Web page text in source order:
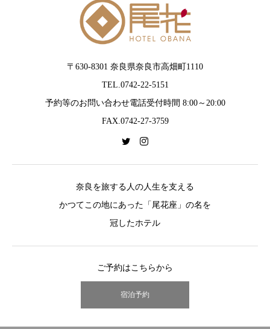
〒630-8301 奈良県奈良市高畑町1110
TEL.0742-22-5151
予約等のお問い合わせ電話受付時間 8:00～20:00
FAX.0742-27-3759
奈良を旅する人の人生を支える
かつてこの地にあった「尾花座」の名を
冠したホテル
ご予約はこちらから
宿泊予約